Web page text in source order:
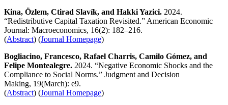
Kina, Özlem, Ctirad Slavík, and Hakki Yazici. 2024.
“Redistributive Capital Taxation Revisited.” American Economic
Journal: Macroeconomics, 16(2): 182–216.
(Abstract) (Journal Homepage)
Bogliacino, Francesco, Rafael Charris, Camilo Gómez, and
Felipe Montealegre. 2024. “Negative Economic Shocks and the
Compliance to Social Norms.” Judgment and Decision
Making, 19(March): e9.
(Abstract) (Journal Homepage)